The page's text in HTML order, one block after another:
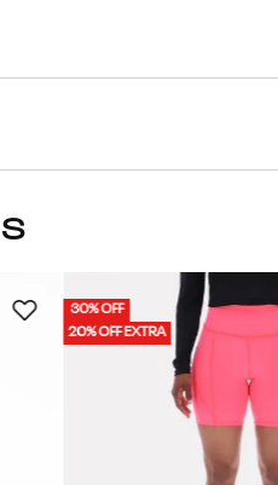
30% OFF
20% OFF EXTRA